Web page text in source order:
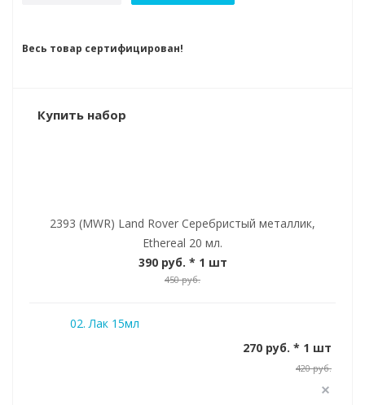
Весь товар сертифицирован!
Купить набор
2393 (MWR) Land Rover Серебристый металлик,
Ethereal 20 мл.
390 руб. * 1 шт
450 руб.
02. Лак 15мл
270 руб. * 1 шт
420 руб.